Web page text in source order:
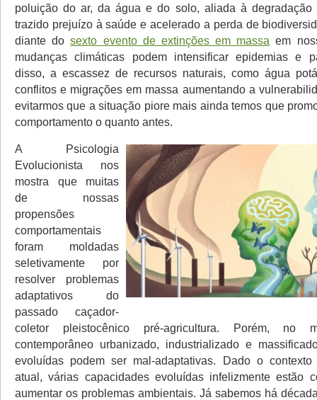
poluição do ar, da água e do solo, aliada à degradação
trazido prejuízo à saúde e acelerado a perda de
diante dosexto evento de extinções em massa em
mudanças climáticas podem intensificar epidemias e
disso, a escassez de recursos naturais, como água
conflitos e migrações em massa aumentando a
evitarmos que a situação piore mais ainda temos que
comportamento o quanto antes.
A Psicologia
Evolucionista nos
mostra que muitas
de nossas
propensões
comportamentais
foram moldadas
seletivamente por
resolver problemas
adaptativos do
passado caçador-
coletor pleistocênico pré-agricultura. Porém, no
contemporâneo urbanizado, industrializado e
evoluídas podem ser mal-adaptativas. Dado o contexto
atual, várias capacidades evoluídas infelizmente estão
aumentar os problemas ambientais. Já sabemos há